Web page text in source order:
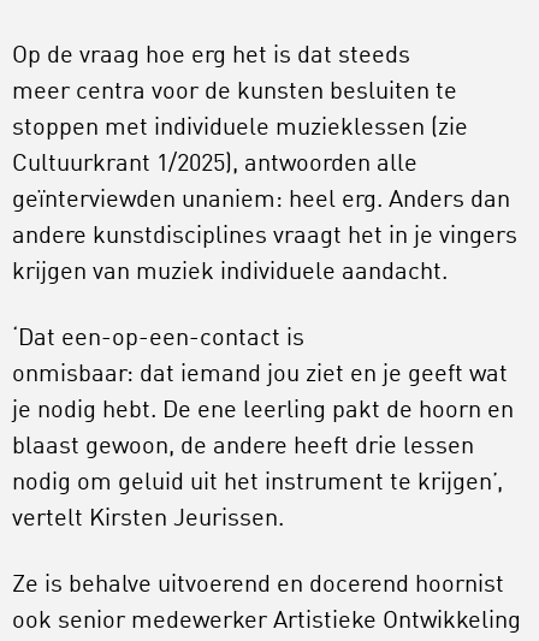
Op de vraag hoe erg het is dat steeds
meer centra voor de kunsten besluiten te
stoppen met individuele muzieklessen (zie
Cultuurkrant 1/2025), antwoorden alle
geïnterviewden unaniem: heel erg. Anders dan
andere kunstdisciplines vraagt het in je vingers
krijgen van muziek individuele aandacht.
‘Dat een-op-een-contact is
onmisbaar: dat iemand jou ziet en je geeft wat
je nodig hebt. De ene leerling pakt de hoorn en
blaast gewoon, de andere heeft drie lessen
nodig om geluid uit het instrument te krijgen’,
vertelt Kirsten Jeurissen.
Ze is behalve uitvoerend en docerend hoornist
ook senior medewerker Artistieke Ontwikkeling